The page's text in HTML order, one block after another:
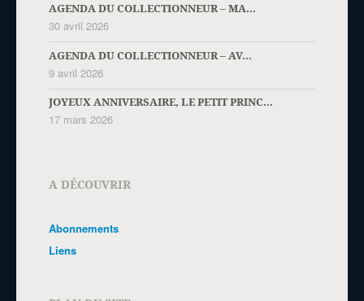
AGENDA DU COLLECTIONNEUR – MA...
30 avril 2026
AGENDA DU COLLECTIONNEUR – AV...
9 avril 2026
JOYEUX ANNIVERSAIRE, LE PETIT PRINC...
17 mars 2026
A DÉCOUVRIR
Abonnements
Liens